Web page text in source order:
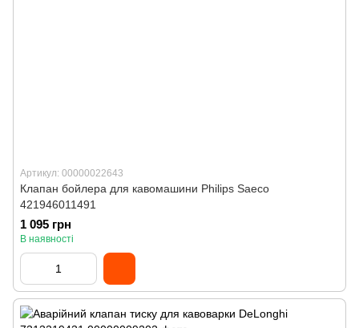
Артикул: 00000022643
Клапан бойлера для кавомашини Philips Saeco
421946011491
1 095 грн
В наявності